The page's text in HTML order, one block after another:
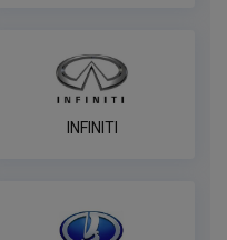
электрики
INFINITI